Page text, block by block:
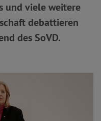
und viele weitere
debattieren
des SoVD.